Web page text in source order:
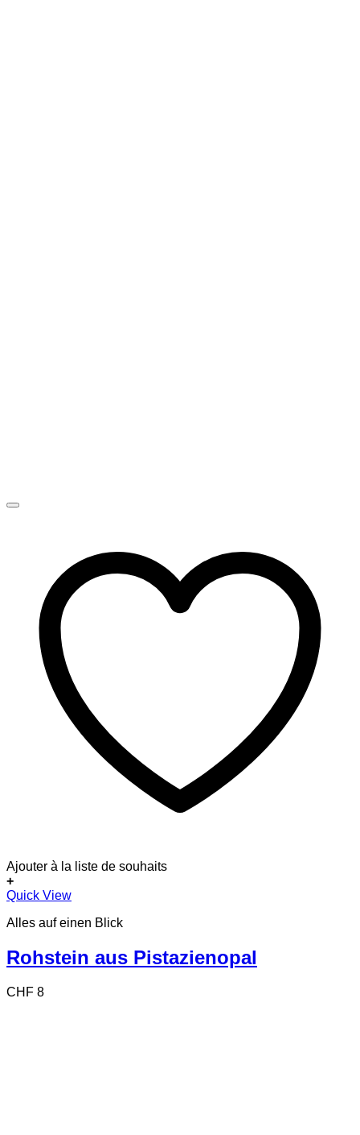
Ajouter à la liste de souhaits
+
Quick View
Alles auf einen Blick
Rohstein aus Pistazienopal
CHF 8